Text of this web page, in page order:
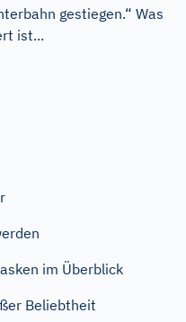
gestiegen.“ Was
ist...
im Überblick
Beliebtheit